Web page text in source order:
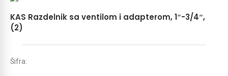
KAS Razdelnik sa ventilom i adapterom, 1″-3/4″,
(2)
Šifra: